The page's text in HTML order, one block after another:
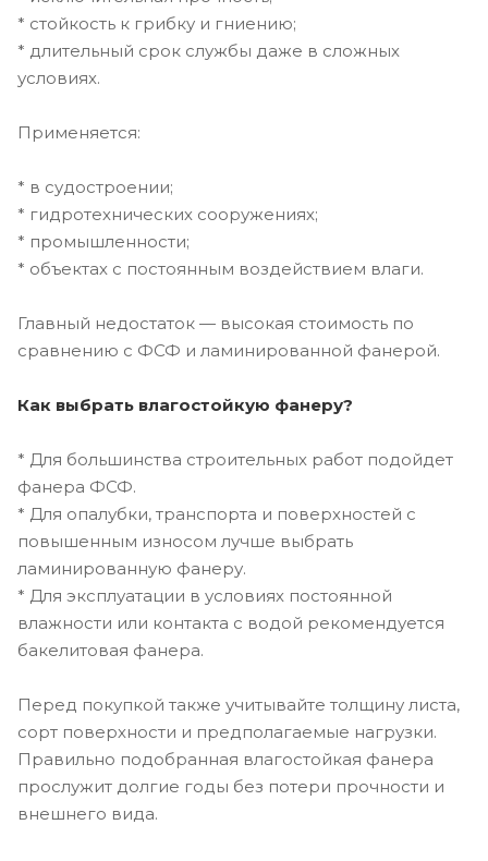
* стойкость к грибку и гниению;
* длительный срок службы даже в сложных
условиях.
Применяется:
* в судостроении;
* гидротехнических сооружениях;
* промышленности;
* объектах с постоянным воздействием влаги.
Главный недостаток — высокая стоимость по
сравнению с ФСФ и ламинированной фанерой.
Как выбрать влагостойкую фанеру?
* Для большинства строительных работ подойдет
фанера ФСФ.
* Для опалубки, транспорта и поверхностей с
повышенным износом лучше выбрать
ламинированную фанеру.
* Для эксплуатации в условиях постоянной
влажности или контакта с водой рекомендуется
бакелитовая фанера.
Перед покупкой также учитывайте толщину листа,
сорт поверхности и предполагаемые нагрузки.
Правильно подобранная влагостойкая фанера
прослужит долгие годы без потери прочности и
внешнего вида.